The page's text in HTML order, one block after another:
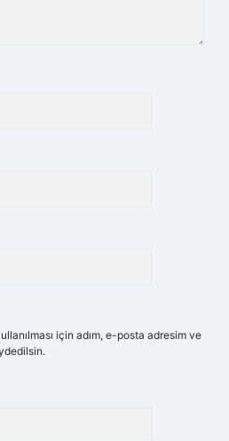
için adım, e-posta adresim ve